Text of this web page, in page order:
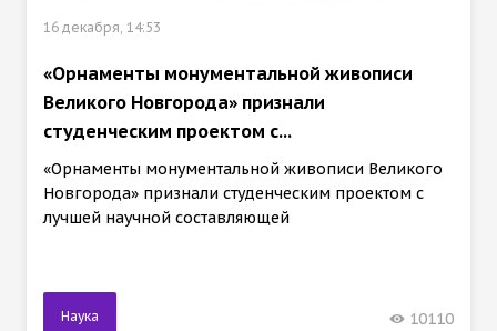
16 декабря, 14:53
«Орнаменты монументальной живописи
Великого Новгорода» признали
студенческим проектом с...
«Орнаменты монументальной живописи Великого
Новгорода» признали студенческим проектом с
лучшей научной составляющей
Наука 10110